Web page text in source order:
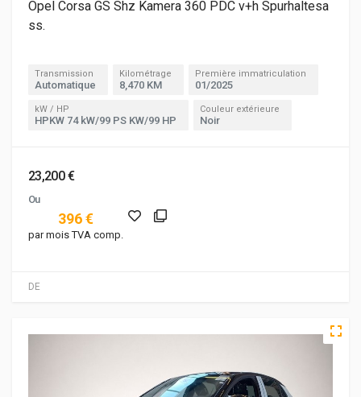
DE
Opel Corsa GS Shz Kamera 360 PDC v+h Spurhaltesa
ss.
Transmission
Automatique
Kilométrage
8,470 KM
Première immatriculation
01/2025
kW / HP
HPKW 74 kW/99 PS KW/99 HP
Couleur extérieure
Noir
23,200 €
Ou
396 €
par mois TVA comp.